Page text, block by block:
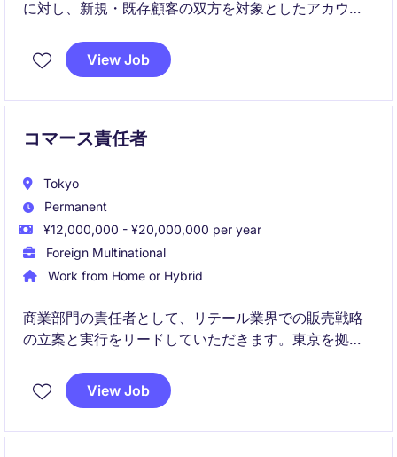
に対し、新規・既存顧客の双方を対象としたアカウン
ーションを提案し、業務効率化および顧客体験向上を
実現します。
View Job
コマース責任者
Tokyo
Permanent
¥12,000,000 - ¥20,000,000 per year
Foreign Multinational
Work from Home or Hybrid
商業部門の責任者として、リテール業界での販売戦略
の立案と実行をリードしていただきます。東京を拠点
割を担います。View Job